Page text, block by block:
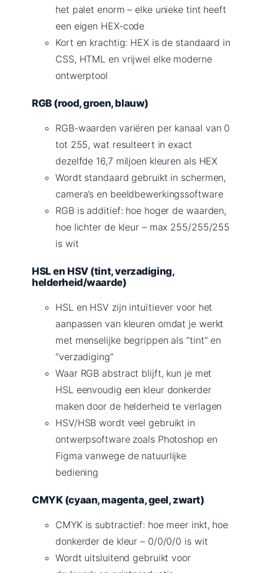
het palet enorm – elke unieke tint heeft
een eigen HEX-code
Kort en krachtig: HEX is de standaard in
CSS, HTML en vrijwel elke moderne
ontwerptool
RGB (rood, groen, blauw)
RGB-waarden variëren per kanaal van 0
tot 255, wat resulteert in exact
dezelfde 16,7 miljoen kleuren als HEX
Wordt standaard gebruikt in schermen,
camera’s en beeldbewerkingssoftware
RGB is additief: hoe hoger de waarden,
hoe lichter de kleur – max 255/255/255
is wit
HSL en HSV (tint, verzadiging,
helderheid/waarde)
HSL en HSV zijn intuïtiever voor het
aanpassen van kleuren omdat je werkt
met menselijke begrippen als “tint” en
“verzadiging”
Waar RGB abstract blijft, kun je met
HSL eenvoudig een kleur donkerder
maken door de helderheid te verlagen
HSV/HSB wordt veel gebruikt in
ontwerpsoftware zoals Photoshop en
Figma vanwege de natuurlijke
bediening
CMYK (cyaan, magenta, geel, zwart)
CMYK is subtractief: hoe meer inkt, hoe
donkerder de kleur – 0/0/0/0 is wit
Wordt uitsluitend gebruikt voor